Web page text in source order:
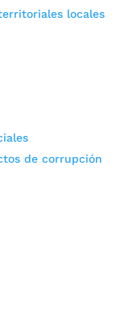
locales
de corrupción
el Simulacro